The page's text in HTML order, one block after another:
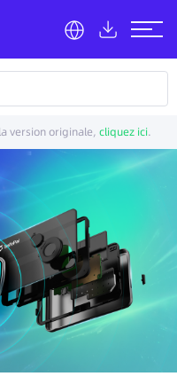
version originale, cliquez ici.